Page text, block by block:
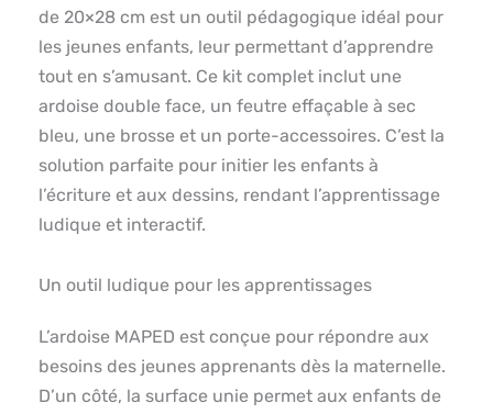
de 20×28 cm est un outil pédagogique idéal pour
les jeunes enfants, leur permettant d’apprendre
tout en s’amusant. Ce kit complet inclut une
ardoise double face, un feutre effaçable à sec
bleu, une brosse et un porte-accessoires. C’est la
solution parfaite pour initier les enfants à
l’écriture et aux dessins, rendant l’apprentissage
ludique et interactif.
Un outil ludique pour les apprentissages
L’ardoise MAPED est conçue pour répondre aux
besoins des jeunes apprenants dès la maternelle.
D’un côté, la surface unie permet aux enfants de